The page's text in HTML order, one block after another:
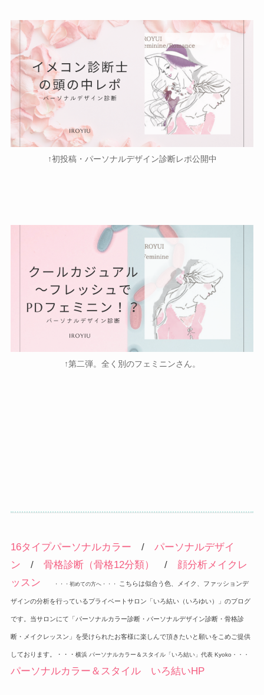
↑初投稿・パーソナルデザイン診断レポ公開中
↑第二弾。全く別のフェミニンさん。
16タイプパーソナルカラー / パーソナルデザイ
ン / 骨格診断（骨格12分類） / 顔分析メイクレ
ッスン
・・・初めての方へ・・・ こちらは似合う色、メイク、ファッションデ
ザインの分析を行っているプライベートサロン「いろ結い（いろゆい）」のブログ
です。 当サロンにて「パーソナルカラー診断・パーソナルデザイン診断・骨格診
断・ メイクレッスン」を受けられたお客様に楽しんで頂きたいと願いをこめご提供
しております。 ・・・ 横浜 パーソナルカラー＆スタイル「いろ結い」代表 Kyoko・・・
パーソナルカラー＆スタイル いろ結いHP